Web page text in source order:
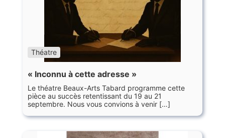
Théatre
« Inconnu à cette adresse »
Le théatre Beaux-Arts Tabard programme cette
pièce au succès retentissant du 19 au 21
septembre. Nous vous convions à venir […]